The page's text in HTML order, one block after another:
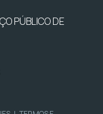
PÚBLICO DE